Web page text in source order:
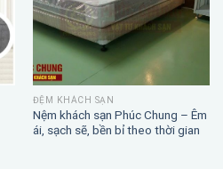
ĐỆM KHÁCH SẠN
Nệm khách sạn Phúc Chung – Êm
ái, sạch sẽ, bền bỉ theo thời gian